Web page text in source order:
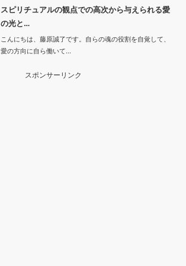
スピリチュアルの観点での高次から与えられる愛
の光と…
こんにちは、藤原誠了です。自らの魂の役割を自覚して、
愛の方向に自ら働いて…
スポンサーリンク